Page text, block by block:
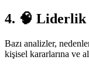
4. 🧠 Liderlik
Bazı analizler,
kişisel kararlarına ve